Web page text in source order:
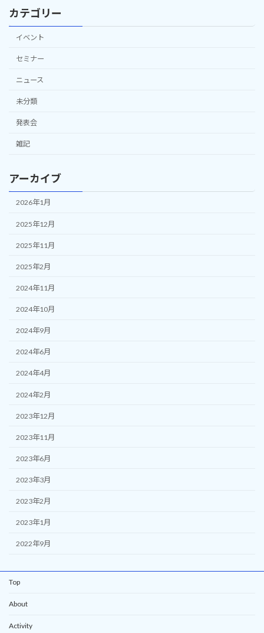
カテゴリー
イベント
セミナー
ニュース
未分類
発表会
雑記
アーカイブ
2026年1月
2025年12月
2025年11月
2025年2月
2024年11月
2024年10月
2024年9月
2024年6月
2024年4月
2024年2月
2023年12月
2023年11月
2023年6月
2023年3月
2023年2月
2023年1月
2022年9月
Top
About
Activity